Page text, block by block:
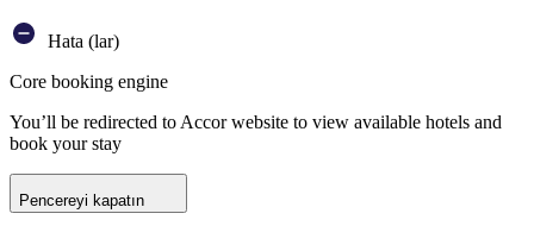
Hata (lar)
Core booking engine
You’ll be redirected to Accor website to view available hotels and
book your stay
Pencereyi kapatın